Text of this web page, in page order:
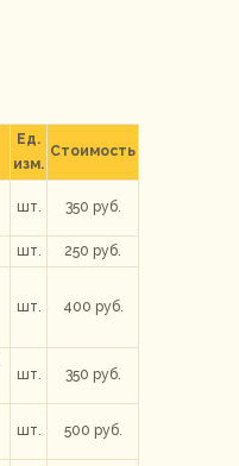
Ед.
изм.
Стоимость
шт. 350 руб.
шт.
250 руб.
шт. 400 руб.
шт. 350 руб.
шт. 500 руб.